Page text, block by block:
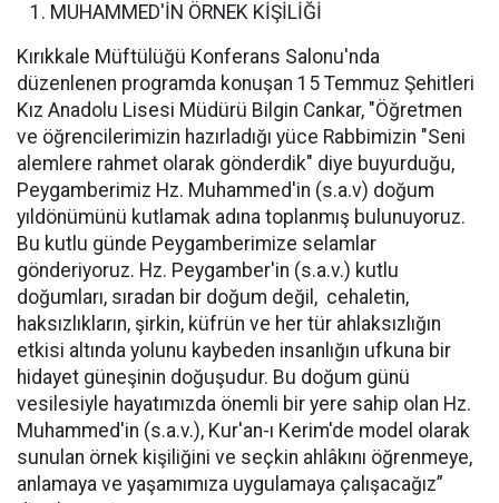
MUHAMMED'İN ÖRNEK KİŞİLİĞİ
Kırıkkale Müftülüğü Konferans Salonu'nda
düzenlenen programda konuşan 15 Temmuz Şehitleri
Kız Anadolu Lisesi Müdürü Bilgin Cankar, "Öğretmen
ve öğrencilerimizin hazırladığı yüce Rabbimizin "Seni
alemlere rahmet olarak gönderdik" diye buyurduğu,
Peygamberimiz Hz. Muhammed'in (s.a.v) doğum
yıldönümünü kutlamak adına toplanmış bulunuyoruz.
Bu kutlu günde Peygamberimize selamlar
gönderiyoruz. Hz. Peygamber'in (s.a.v.) kutlu
doğumları, sıradan bir doğum değil, cehaletin,
haksızlıkların, şirkin, küfrün ve her tür ahlaksızlığın
etkisi altında yolunu kaybeden insanlığın ufkuna bir
hidayet güneşinin doğuşudur. Bu doğum günü
vesilesiyle hayatımızda önemli bir yere sahip olan Hz.
Muhammed'in (s.a.v.), Kur'an-ı Kerim'de model olarak
sunulan örnek kişiliğini ve seçkin ahlâkını öğrenmeye,
anlamaya ve yaşamımıza uygulamaya çalışacağız”